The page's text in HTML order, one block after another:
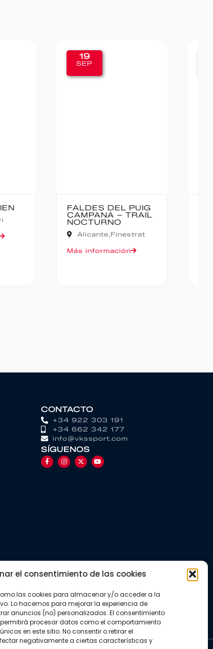
el consentimiento de las cookies
las cookies para almacenar y/o acceder a la
Lo hacemos para mejorar la experiencia de
anuncios (no) personalizados. El consentimiento
procesar datos como el comportamiento
en este sitio. No consentir o retirar el
negativamente a ciertas características y
PUIG
CANFRANC-
CANFRANC
Huesca,
CONTACTO
+34 922 303 191
+34 662 342 177
info@vkssport.com
SÍGUENOS